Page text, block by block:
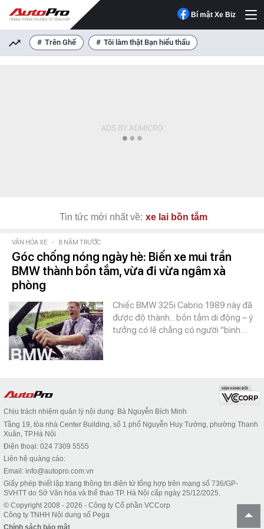
Bí mật Xe Biz
Trên Ghế Tôi làm thật Bạn hiểu thấu
Tin tức mới nhất về: xe lai bồn tắm
VĂN HÓA XE - 8 NĂM TRƯỚC
Góc chống nóng ngày hè: Biến xe mui trần
BMW thành bồn tắm, vừa đi vừa ngâm xà
phòng
Chiếc BMW 325i Cabrio 1989 này đã
được độ thành... bồn tắm di động – ý
tưởng có lẽ chẳng có người "bình…
Chịu trách nhiệm quản lý nội dung: Bà Nguyễn Bích Minh
Tầng 19, tòa nhà Center Building, số 1 phố Nguyễn Huy Tưởng, phường Thanh
Xuân, TP.Hà Nội
Điện thoại: 024 7309 5555
Liên hệ quảng cáo:
Email: info@autopro.com.vn
Giấy phép thiết lập trang thông tin điện tử tổng hợp trên mạng số 736/GP-
SVHTT do Sở Văn hóa và thể thao TP. Hà Nội cấp ngày 25/12/2025.
© Copyright 2008 - 2026 - Công ty Cổ phần VCCorp
Công ty TNHH Nội dung số Pega
Chính sách bảo mật